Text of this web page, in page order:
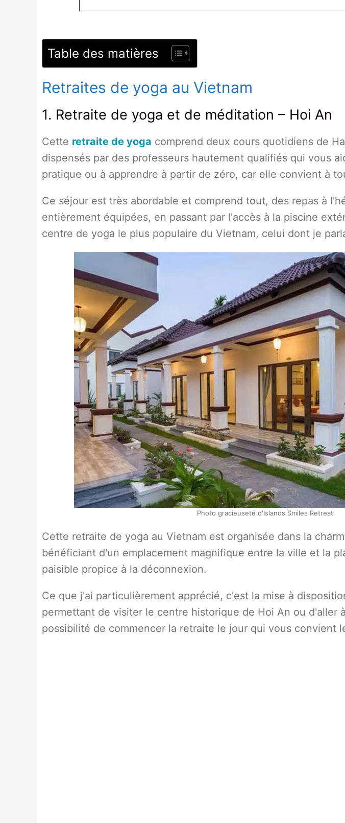
Table des matières
Retraites de yoga au Vietnam
1. Retraite de yoga et de méditation – Hoi An
Cette retraite de yoga comprend deux cours quotidiens de
dispensés par des professeurs hautement qualifiés qui vous
pratique ou à apprendre à partir de zéro, car elle convient à
Ce séjour est très abordable et comprend tout, des repas à
entièrement équipées, en passant par l'accès à la piscine
centre de yoga le plus populaire du Vietnam, celui dont je
Photo gracieuseté d'Islands Smiles Retreat
Cette retraite de yoga au Vietnam est organisée dans la
bénéficiant d'un emplacement magnifique entre la ville et la
paisible propice à la déconnexion.
Ce que j'ai particulièrement apprécié, c'est la mise à
permettant de visiter le centre historique de Hoi An ou d'aller
possibilité de commencer la retraite le jour qui vous convient